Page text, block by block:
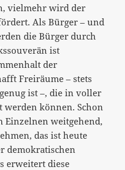
vielmehr wird der
Als Bürger – und
die Bürger durch
ist
der
Freiräume – stets
ist –, die in voller
können. Schon
Einzelnen weitgehend,
das ist heute
demokratischen
erweitert diese